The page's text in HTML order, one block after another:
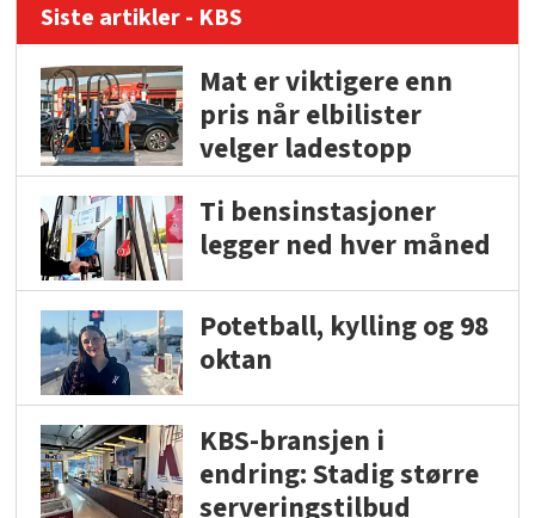
Siste artikler - KBS
Mat er viktigere enn
pris når elbilister
velger ladestopp
Ti bensinstasjoner
legger ned hver måned
Potetball, kylling og 98
oktan
KBS-bransjen i
endring: Stadig større
serveringstilbud